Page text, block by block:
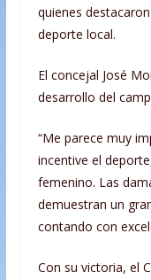
quienes
deporte local.
El concejal José
desarrollo del
“Me parece muy
incentive el
femenino. Las
demuestran un
contando con
Con su victoria, el